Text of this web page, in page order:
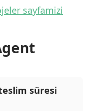
sayfamizi
süresi